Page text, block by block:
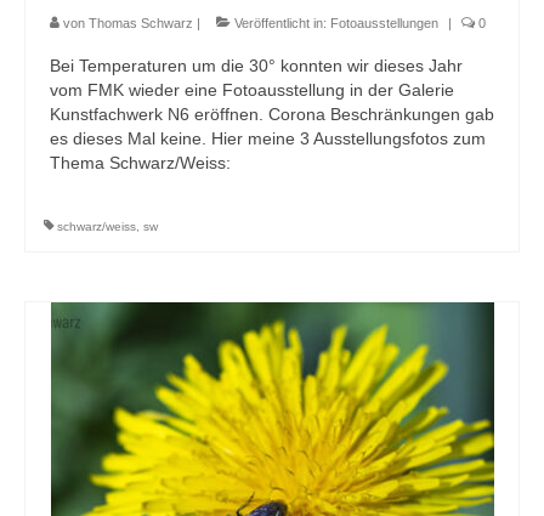
von Thomas Schwarz Veröffentlicht in: Fotoausstellungen 0
Bei Temperaturen um die 30° konnten wir dieses Jahr
vom FMK wieder eine Fotoausstellung in der Galerie
Kunstfachwerk N6 eröffnen. Corona Beschränkungen gab
es dieses Mal keine. Hier meine 3 Ausstellungsfotos zum
Thema Schwarz/Weiss:
schwarz/weiss, sw